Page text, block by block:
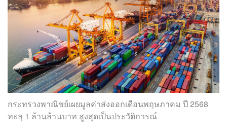
กระทรวงพาณิชย์เผยมูลค่าส่งออกเดือนพฤษภาคม ปี 2568
ทะลุ 1 ล้านล้านบาท สูงสุดเป็นประวัติการณ์